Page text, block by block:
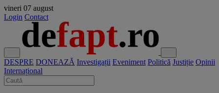
vineri 07 august
Login Contact
DESPRE DONEAZĂ Investigații Eveniment Politică Justiție Opinii
Internațional